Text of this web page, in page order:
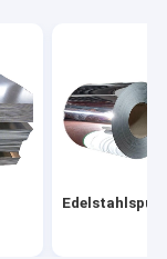
Edelstahlspule